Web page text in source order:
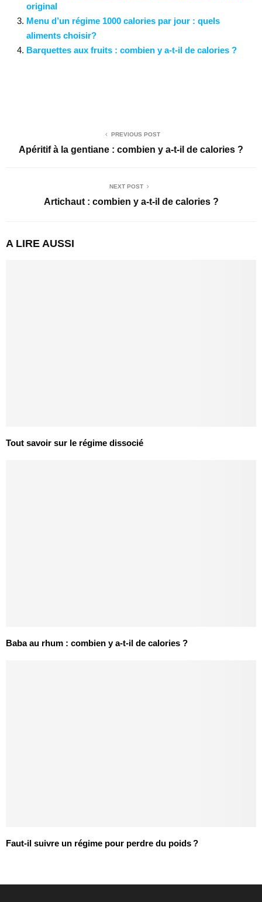
original
Menu d’un régime 1000 calories par jour : quels
aliments choisir?
Barquettes aux fruits : combien y a-t-il de calories ?
PREVIOUS POST
Apéritif à la gentiane : combien y a-t-il de calories ?
NEXT POST
Artichaut : combien y a-t-il de calories ?
A LIRE AUSSI
Tout savoir sur le régime dissocié
Baba au rhum : combien y a-t-il de calories ?
Faut-il suivre un régime pour perdre du poids ?